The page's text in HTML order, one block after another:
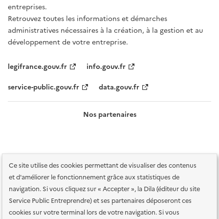
Ce site utilise des cookies permettant de visualiser des contenus
et d'améliorer le fonctionnement grâce aux statistiques de
navigation. Si vous cliquez sur « Accepter », la Dila (éditeur du site
Service Public Entreprendre) et ses partenaires déposeront ces
cookies sur votre terminal lors de votre navigation. Si vous
entreprises.
Retrouvez toutes les informations et démarches
administratives nécessaires à la création, à la gestion et au
développement de votre entreprise.
legifrance.gouv.fr
info.gouv.fr
service-public.gouv.fr
data.gouv.fr
Nos partenaires
Plan du site Accessibilité : totalement conforme
Accessibilité des